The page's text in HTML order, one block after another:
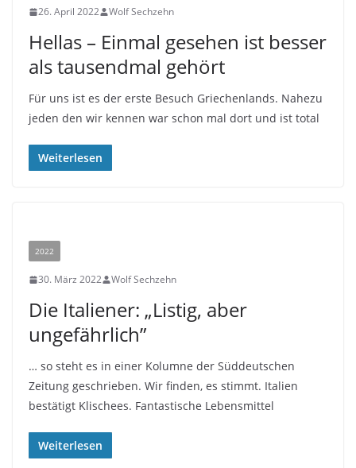
26. April 2022 Wolf Sechzehn
Hellas – Einmal gesehen ist besser
als tausendmal gehört
Für uns ist es der erste Besuch Griechenlands. Nahezu
jeden den wir kennen war schon mal dort und ist total
Weiterlesen
2022
30. März 2022 Wolf Sechzehn
Die Italiener: „Listig, aber
ungefährlich”
… so steht es in einer Kolumne der Süddeutschen
Zeitung geschrieben. Wir finden, es stimmt. Italien
bestätigt Klischees. Fantastische Lebensmittel
Weiterlesen